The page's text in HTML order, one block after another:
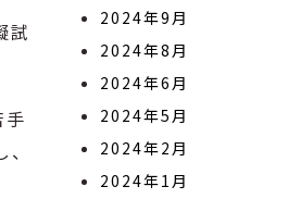
試
2024年9月
2024年8月
2024年6月
2024年5月
2024年2月
2024年1月